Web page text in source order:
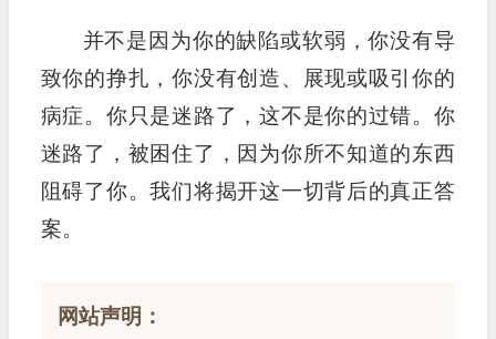
并不是因为你的缺陷或软弱，你没有导
致你的挣扎，你没有创造、展现或吸引你的
病症。你只是迷路了，这不是你的过错。你
迷路了，被困住了，因为你所不知道的东西
阻碍了你。我们将揭开这一切背后的真正答
案。
网站声明：